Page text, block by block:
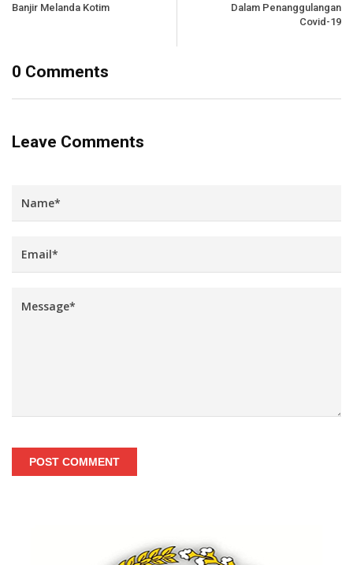
Banjir Melanda Kotim
Dalam Penanggulangan
Covid-19
0 Comments
Leave Comments
POST COMMENT